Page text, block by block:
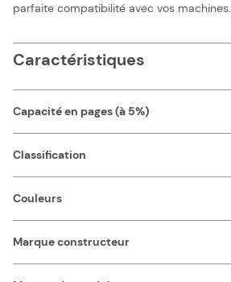
parfaite compatibilité avec vos machines.
Caractéristiques
Capacité en pages (à 5%)
Classification
Couleurs
Marque constructeur